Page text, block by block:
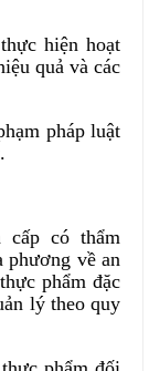
hiện hoạt
quả và các
pháp luật
có thẩm
phương về an
phẩm đặc
lý theo quy